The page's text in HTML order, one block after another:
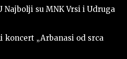
Najbolji su MNK Vrsi i Udruga
koncert „Arbanasi od srca